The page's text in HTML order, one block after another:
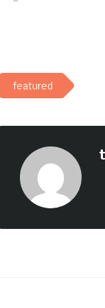
featured